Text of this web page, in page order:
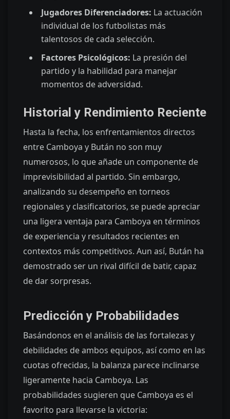
Jugadores Diferenciadores: La actuación
individual de los futbolistas más
talentosos de cada selección.
Factores Psicológicos: La presión del
partido y la habilidad para manejar
momentos de adversidad.
Historial y Rendimiento Reciente
Hasta la fecha, los enfrentamientos directos
entre Camboya y Bután no son muy
numerosos, lo que añade un componente de
imprevisibilidad al partido. Sin embargo,
analizando su desempeño en torneos
regionales y clasificatorios, se puede apreciar
una ligera ventaja para Camboya en términos
de experiencia y resultados recientes en
contextos más competitivos. Aun así, Bután ha
demostrado ser un rival difícil de batir, capaz
de dar sorpresas.
Predicción y Probabilidades
Basándonos en el análisis de las fortalezas y
debilidades de ambos equipos, así como en las
cuotas ofrecidas, la balanza parece inclinarse
ligeramente hacia Camboya. Las
probabilidades sugieren que Camboya es el
favorito para llevarse la victoria: